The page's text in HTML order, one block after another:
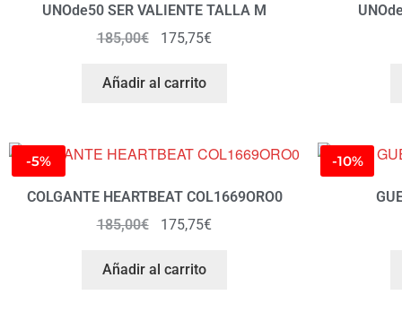
UNOde50 SER VALIENTE TALLA M
185,00€ 175,75€
Añadir al carrito
-5%
COLGANTE HEARTBEAT COL1669ORO0
185,00€ 175,75€
Añadir al carrito
-10%